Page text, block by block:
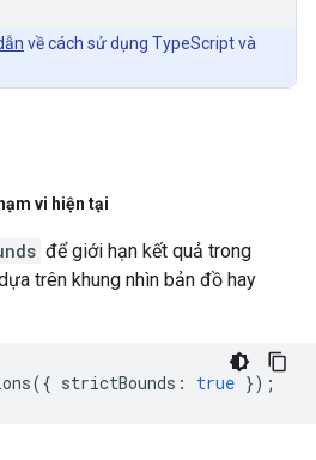
về cách sử dụng TypeScript và
vi hiện tại
để giới hạn kết quả trong
trên khung nhìn bản đồ hay
({ strictBounds : true });